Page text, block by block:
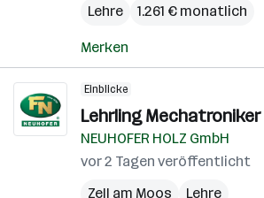
Lehre
1.261 € monatlich
Merken
Einblicke
Lehrling Mechatroniker
NEUHOFER HOLZ GmbH
vor 2 Tagen veröffentlicht
Zell am Moos
Lehre